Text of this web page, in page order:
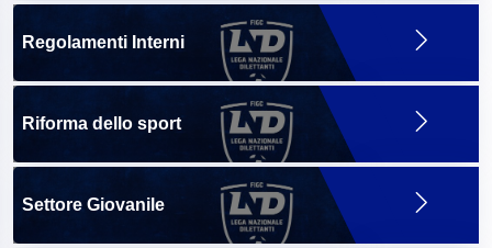
Regolamenti Interni
Riforma dello sport
Settore Giovanile